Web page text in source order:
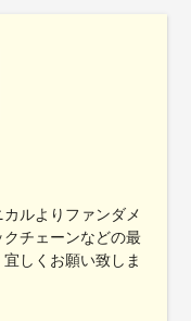
ルよりファンダメ
チェーンなどの最
しくお願い致しま